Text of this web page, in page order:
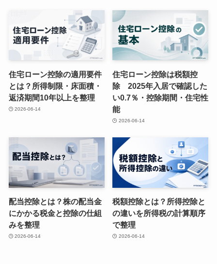
住宅ローン控除の適用要件
とは？所得制限・床面積・
返済期間10年以上を整理
2026-06-14
住宅ローン控除は税額控
除 2025年入居で確認した
い0.7％・控除期間・住宅性
能
2026-06-14
配当控除とは？株の配当金
にかかる税金と控除の仕組
みを整理
2026-06-14
税額控除とは？所得控除と
の違いを所得税の計算順序
で整理
2026-06-14